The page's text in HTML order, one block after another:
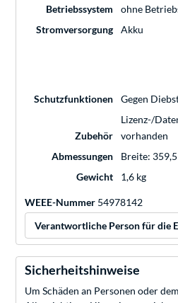
Betriebssystem
ohne
Stromversorgung
Akku
Schutzfunktionen
Gegen
Lizenz-/
Zubehör
vorhanden
Abmessungen
Breite:
Gewicht
1,6 kg
WEEE-Nummer 54978142
Verantwortliche Person für die
Sicherheitshinweise
Um Schäden an Personen oder